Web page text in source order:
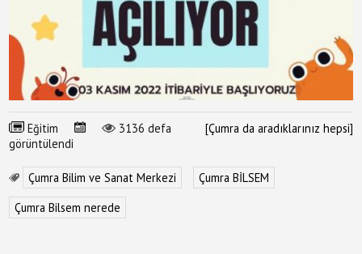
Ocakları
Çumra'da
Bugün
Nöbetçi
Eczane
İletişim
&
Yardım
[Çumra da aradıklarınız hepsi]
Eğitim
3136 defa
görüntülendi
Çumra Bilim ve Sanat Merkezi
Çumra BİLSEM
Çumra Bilsem nerede